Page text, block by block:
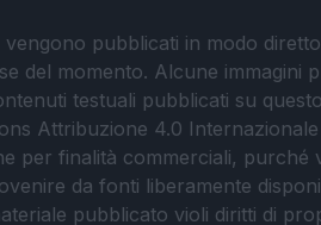
pubblicati in modo
del momento. Alcune immagini
testuali pubblicati su
Attribuzione 4.0
per finalità commerciali, purché
da fonti liberamente
pubblicato violi diritti di